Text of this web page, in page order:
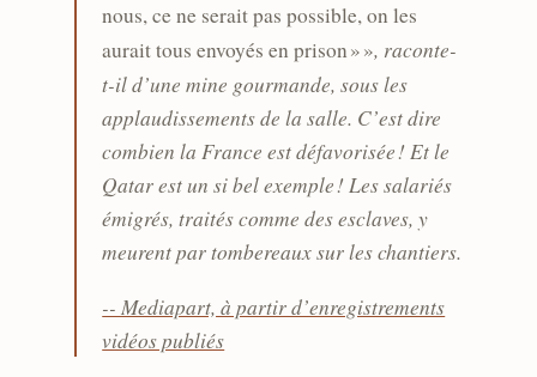
nous, ce ne serait pas possible, on les
aurait tous envoyés en prison » », raconte-
t-il d’une mine gourmande, sous les
applaudissements de la salle. C’est dire
combien la France est défavorisée ! Et le
Qatar est un si bel exemple ! Les salariés
émigrés, traités comme des esclaves, y
meurent par tombereaux sur les chantiers.
-- Mediapart, à partir d’enregistrements
vidéos publiés